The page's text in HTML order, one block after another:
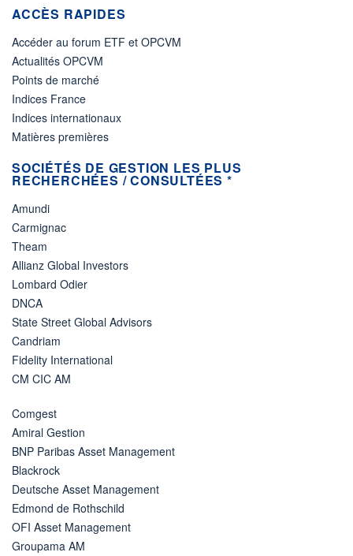
ACCÈS RAPIDES
Accéder au forum ETF et OPCVM
Actualités OPCVM
Points de marché
Indices France
Indices internationaux
Matières premières
SOCIÉTÉS DE GESTION LES PLUS
RECHERCHÉES / CONSULTÉES *
Amundi
Carmignac
Theam
Allianz Global Investors
Lombard Odier
DNCA
State Street Global Advisors
Candriam
Fidelity International
CM CIC AM
Comgest
Amiral Gestion
BNP Paribas Asset Management
Blackrock
Deutsche Asset Management
Edmond de Rothschild
OFI Asset Management
Groupama AM